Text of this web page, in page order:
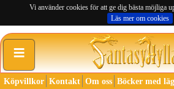
Vi använder cookies för att ge dig bästa möjliga
Läs mer om cookies
≡
Köpvillkor Kontakt Om oss Böcker med